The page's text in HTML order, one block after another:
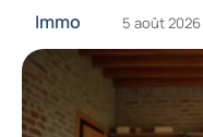
Immo 5 août 2026